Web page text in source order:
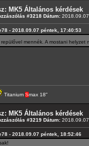
MK5 Általános kérdések
#3218 Dátum:
- 2018.09.07 péntek, 17:40:53
repülővel mennék. A mostani
Titanium Smax 18"
MK5 Általános kérdések
#3219 Dátum:
- 2018.09.07 péntek, 18:52:46